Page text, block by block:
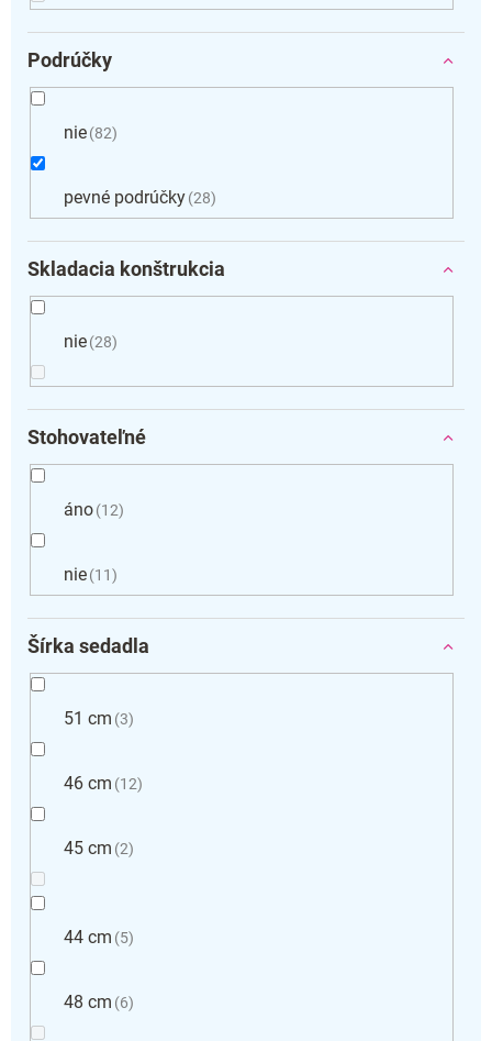
Podrúčky
nie 82
pevné podrúčky 28
Skladacia konštrukcia
nie 28
Stohovateľné
áno 12
nie 11
Šírka sedadla
51 cm 3
46 cm 12
45 cm 2
44 cm 5
48 cm 6